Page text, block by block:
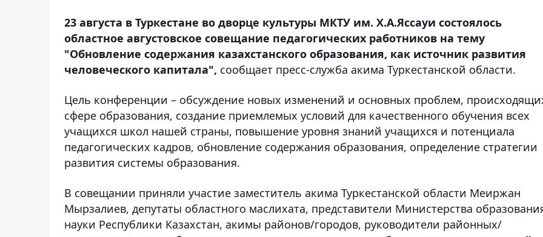
23 августа в Туркестане во дворце культуры МКТУ им. Х.А.Яссауи состоялось
областное августовское совещание педагогических работников на тему
"Обновление содержания казахстанского образования, как источник развития
человеческого капитала", сообщает пресс-служба акима Туркестанской области.
Цель конференции – обсуждение новых изменений и основных проблем,
сфере образования, создание приемлемых условий для качественного обучения всех
учащихся школ нашей страны, повышение уровня знаний учащихся и потенциала
педагогических кадров, обновление содержания образования, определение стратегии
развития системы образования.
В совещании приняли участие заместитель акима Туркестанской области Меиржан
Мырзалиев, депутаты областного маслихата, представители Министерства
науки Республики Казахстан, акимы районов/городов, руководители районных/